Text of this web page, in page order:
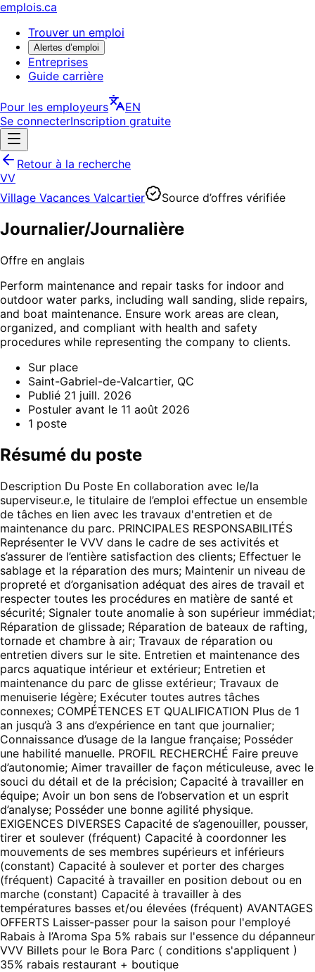
emplois.ca
Trouver un emploi
Alertes d’emploi
Entreprises
Guide carrière
Pour les employeurs
EN
Se connecterInscription gratuite
Retour à la recherche
VV
Village Vacances Valcartier
Source d’offres vérifiée
Journalier/Journalière
Offre en anglais
Perform maintenance and repair tasks for indoor and
outdoor water parks, including wall sanding, slide repairs,
and boat maintenance. Ensure work areas are clean,
organized, and compliant with health and safety
procedures while representing the company to clients.
Sur place
Saint-Gabriel-de-Valcartier, QC
Publié 21 juill. 2026
Postuler avant le 11 août 2026
1 poste
Résumé du poste
Description Du Poste En collaboration avec le/la
superviseur.e, le titulaire de l’emploi effectue un ensemble
de tâches en lien avec les travaux d'entretien et de
maintenance du parc. PRINCIPALES RESPONSABILITÉS
Représenter le VVV dans le cadre de ses activités et
s’assurer de l’entière satisfaction des clients; Effectuer le
sablage et la réparation des murs; Maintenir un niveau de
propreté et d’organisation adéquat des aires de travail et
respecter toutes les procédures en matière de santé et
sécurité; Signaler toute anomalie à son supérieur immédiat;
Réparation de glissade; Réparation de bateaux de rafting,
tornade et chambre à air; Travaux de réparation ou
entretien divers sur le site. Entretien et maintenance des
parcs aquatique intérieur et extérieur; Entretien et
maintenance du parc de glisse extérieur; Travaux de
menuiserie légère; Exécuter toutes autres tâches
connexes; COMPÉTENCES ET QUALIFICATION Plus de 1
an jusqu’à 3 ans d’expérience en tant que journalier;
Connaissance d’usage de la langue française; Posséder
une habilité manuelle. PROFIL RECHERCHÉ Faire preuve
d’autonomie; Aimer travailler de façon méticuleuse, avec le
souci du détail et de la précision; Capacité à travailler en
équipe; Avoir un bon sens de l’observation et un esprit
d’analyse; Posséder une bonne agilité physique.
EXIGENCES DIVERSES Capacité de s’agenouiller, pousser,
tirer et soulever (fréquent) Capacité à coordonner les
mouvements de ses membres supérieurs et inférieurs
(constant) Capacité à soulever et porter des charges
(fréquent) Capacité à travailler en position debout ou en
marche (constant) Capacité à travailler à des
températures basses et/ou élevées (fréquent) AVANTAGES
OFFERTS Laisser-passer pour la saison pour l'employé
Rabais à l’Aroma Spa 5% rabais sur l'essence du dépanneur
VVV Billets pour le Bora Parc ( conditions s'appliquent )
35% rabais restaurant + boutique